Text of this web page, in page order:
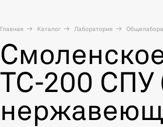
Главная Каталог Лаборатория
ТС-200 СПУ